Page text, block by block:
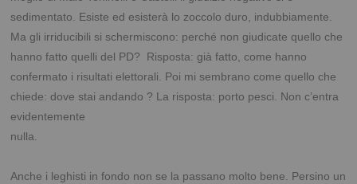
sedimentato. Esiste ed esisterà lo zoccolo duro, indubbiamente.
Ma gli irriducibili si schermiscono: perché non giudicate quello che
hanno fatto quelli del PD? Risposta: già fatto, come hanno
confermato i risultati elettorali. Poi mi sembrano come quello che
chiede: dove stai andando ? La risposta: porto pesci. Non c’entra
evidentemente
nulla.
Anche i leghisti in fondo non se la passano molto bene. Persino un